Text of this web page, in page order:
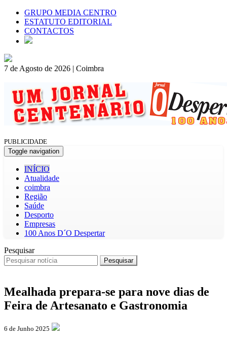
GRUPO MEDIA CENTRO
ESTATUTO EDITORIAL
CONTACTOS
7 de Agosto de 2026 | Coimbra
PUBLICIDADE
Toggle navigation
INÍCIO
Atualidade
coimbra
Região
Saúde
Desporto
Empresas
100 Anos D´O Despertar
Pesquisar
Pesquisar
Mealhada prepara-se para nove dias de
Feira de Artesanato e Gastronomia
6 de Junho 2025